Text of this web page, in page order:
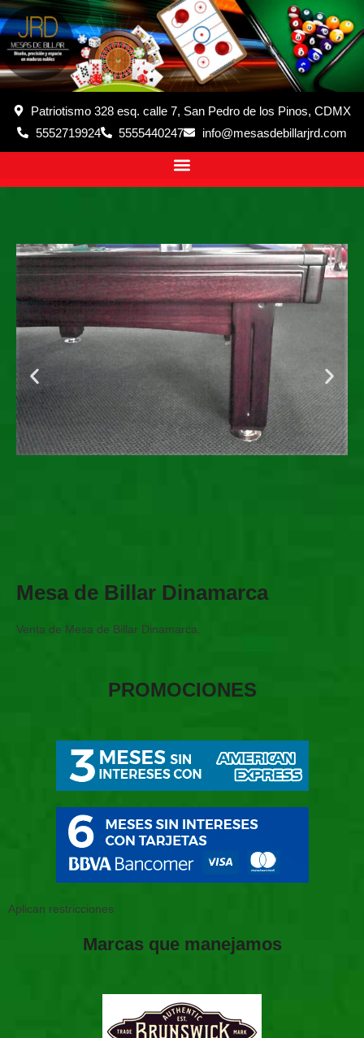
Patriotismo 328 esq. calle 7, San Pedro de los Pinos, CDMX
5552719924
5555440247 info@mesasdebillarjrd.com
Mesa de Billar Dinamarca
Venta de Mesa de Billar Dinamarca.
PROMOCIONES
Aplican restricciones
Marcas que manejamos